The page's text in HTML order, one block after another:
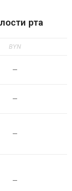
рта
BYN
—
—
—
—